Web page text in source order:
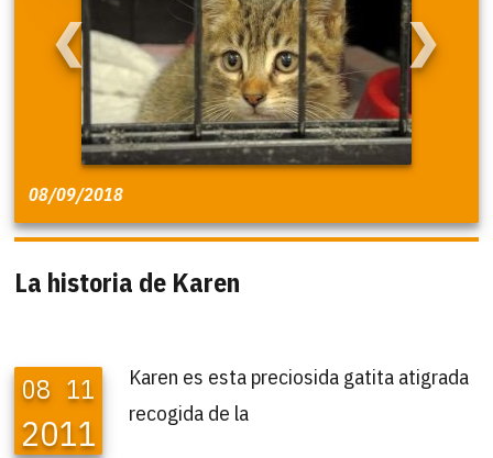
❮ ❯
08/09/2018
La historia de Karen
08 11
2011
Karen es esta preciosida gatita atigrada
recogida de la